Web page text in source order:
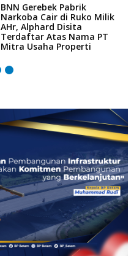
BNN Gerebek Pabrik
Narkoba Cair di Ruko Milik
AHr, Alphard Disita
Terdaftar Atas Nama PT
Mitra Usaha Properti